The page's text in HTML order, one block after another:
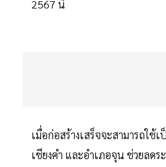
2567 นี้
เมื่อก่อสร้างเสร็จจะสามารถใช้
เชียงคำ และอำเภอจุน ช่วยลด